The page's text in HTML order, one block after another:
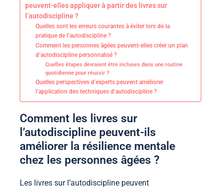
peuvent-elles appliquer à partir des livres sur
l’autodiscipline ?
Quelles sont les erreurs courantes à éviter lors de la
pratique de l’autodiscipline ?
Comment les personnes âgées peuvent-elles créer un plan
d’autodiscipline personnalisé ?
Quelles étapes devraient être incluses dans une routine
quotidienne pour réussir ?
Quelles perspectives d’experts peuvent améliorer
l’application des techniques d’autodiscipline ?
Comment les livres sur
l’autodiscipline peuvent-ils
améliorer la résilience mentale
chez les personnes âgées ?
Les livres sur l’autodiscipline peuvent